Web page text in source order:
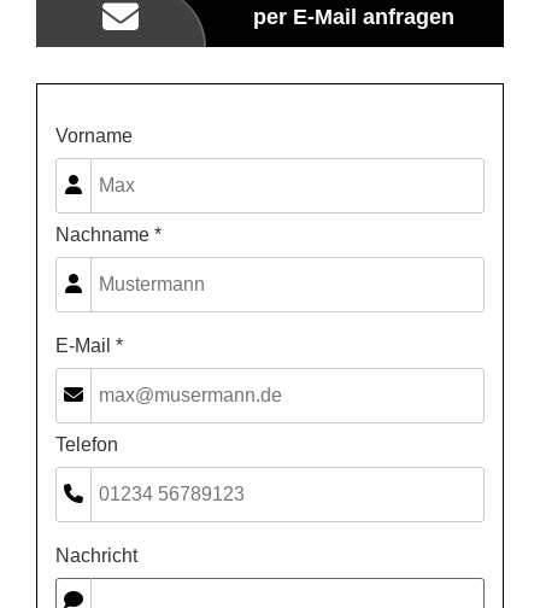
per E-Mail anfragen
Vorname
Nachname *
E-Mail *
Telefon
Nachricht